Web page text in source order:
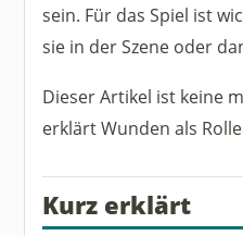
sein. Für das Spiel ist
sie in der Szene oder
Dieser Artikel ist keine
erklärt Wunden als
Kurz erklärt